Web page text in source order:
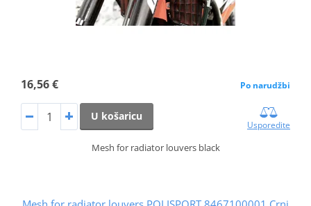
16,56 € Po narudžbi
U košaricu
Usporedite
Mesh for radiator louvers black